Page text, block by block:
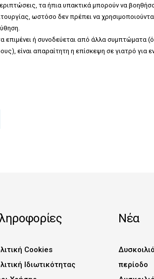
τα ήπια υπακτικά μπορούν να
ωστόσο δεν πρέπει να
επιμένει ή συνοδεύεται από άλλα συμπτώματα
είναι απαραίτητη η επίσκεψη σε γιατρό για
Cookies
Ιδιωτικότητας
Νέα
περίοδο